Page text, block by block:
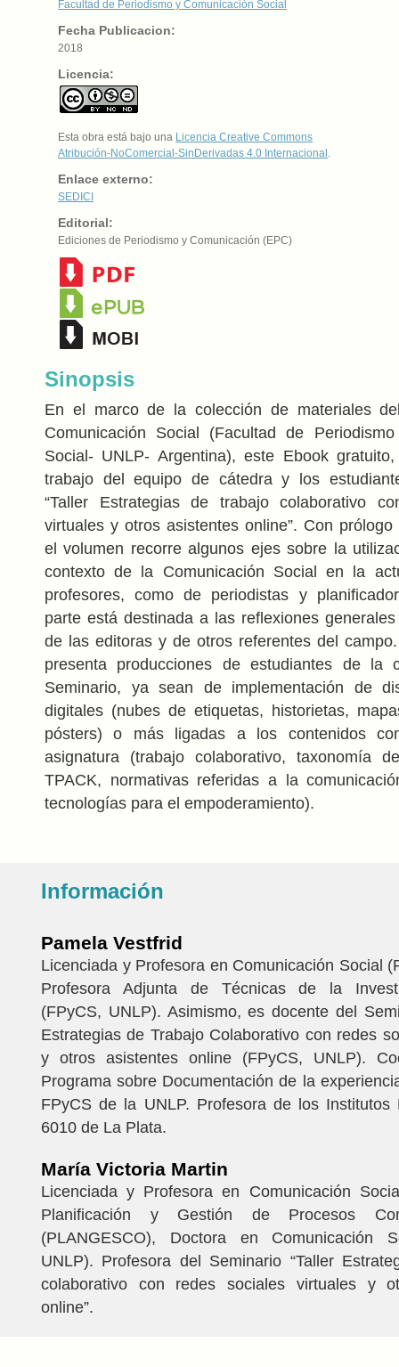
Facultad de Periodismo y Comunicación Social
Fecha Publicacion:
2018
Licencia:
Esta obra está bajo una Licencia Creative Commons
Atribución-NoComercial-SinDerivadas 4.0 Internacional
Enlace externo:
SEDICI
Editorial:
Ediciones de Periodismo y Comunicación (EPC)
Sinopsis
En el marco de la colección de materiales
Comunicación Social (Facultad de
Social- UNLP- Argentina), este Ebook
trabajo del equipo de cátedra y los
“Taller Estrategias de trabajo colaborativo
virtuales y otros asistentes online”. Con
el volumen recorre algunos ejes sobre la
contexto de la Comunicación Social en la
profesores, como de periodistas y
parte está destinada a las reflexiones
de las editoras y de otros referentes del
presenta producciones de estudiantes de la
Seminario, ya sean de implementación de
digitales (nubes de etiquetas, historietas,
pósters) o más ligadas a los contenidos
asignatura (trabajo colaborativo, taxonomía
TPACK, normativas referidas a la
tecnologías para el empoderamiento).
Información
Pamela Vestfrid
Licenciada y Profesora en Comunicación Social
Profesora Adjunta de Técnicas de la
(FPyCS, UNLP). Asimismo, es docente del
Estrategias de Trabajo Colaborativo con redes
y otros asistentes online (FPyCS, UNLP).
Programa sobre Documentación de la
FPyCS de la UNLP. Profesora de los
6010 de La Plata.
María Victoria Martin
Licenciada y Profesora en Comunicación
Planificación y Gestión de Procesos
(PLANGESCO), Doctora en Comunicación
UNLP). Profesora del Seminario “Taller
colaborativo con redes sociales virtuales y
online”.